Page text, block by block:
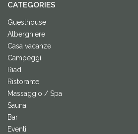
CATEGORIES
Guesthouse
Alberghiere
Casa vacanze
Campeggi
Riad
Ristorante
Massaggio / Spa
Sauna
Bar
Eventi